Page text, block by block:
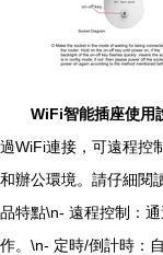
WiFi智能插座使用
過WiFi連接，可遠程控
和辦公環境。請仔細閱
品特點\n- 遠程控制：
作。\n- 定時/倒計時：